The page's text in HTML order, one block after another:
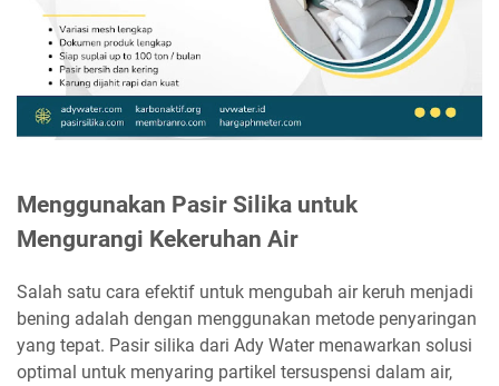
Menggunakan Pasir Silika untuk
Mengurangi Kekeruhan Air
Salah satu cara efektif untuk mengubah air keruh menjadi
bening adalah dengan menggunakan metode penyaringan
yang tepat. Pasir silika dari Ady Water menawarkan solusi
optimal untuk menyaring partikel tersuspensi dalam air,